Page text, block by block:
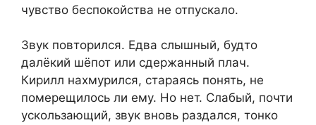
чувство беспокойства не отпускало.
Звук повторился. Едва слышный, будто
далёкий шёпот или сдержанный плач.
Кирилл нахмурился, стараясь понять, не
померещилось ли ему. Но нет. Слабый, почти
ускользающий, звук вновь раздался, тонко